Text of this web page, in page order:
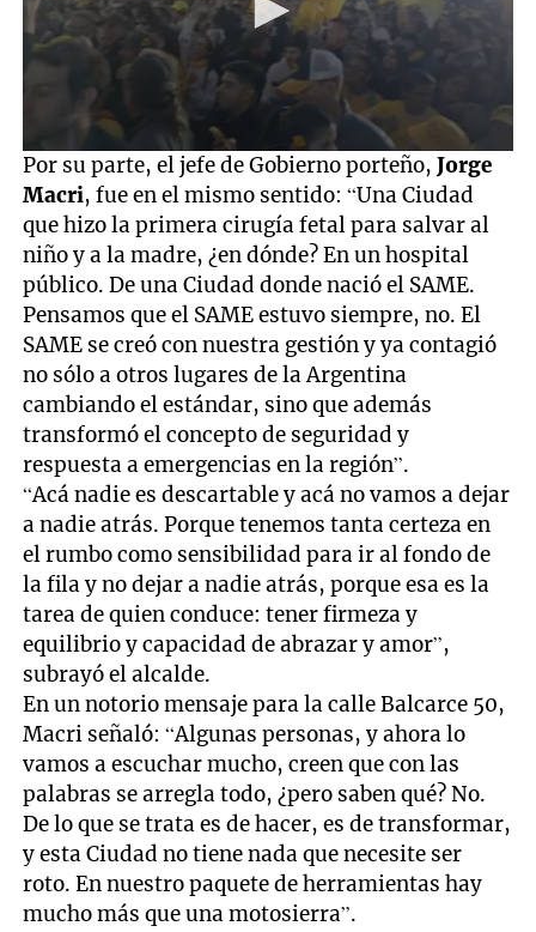
0
seconds
of
13
seconds
Por su parte, el jefe de Gobierno porteño,Jorge
Macri, fue en el mismo sentido: “Una Ciudad
que hizo la primera cirugía fetal para salvar al
niño y a la madre, ¿en dónde? En un hospital
público. De una Ciudad donde nació el SAME.
Pensamos que el SAME estuvo siempre, no. El
SAME se creó con nuestra gestión y ya contagió
no sólo a otros lugares de la Argentina
cambiando el estándar, sino que además
transformó el concepto de seguridad y
respuesta a emergencias en la región”.
“Acá nadie es descartable y acá no vamos a dejar
a nadie atrás. Porque tenemos tanta certeza en
el rumbo como sensibilidad para ir al fondo de
la fila y no dejar a nadie atrás, porque esa es la
tarea de quien conduce: tener firmeza y
equilibrio y capacidad de abrazar y amor”,
subrayó el alcalde.
En un notorio mensaje para la calle Balcarce 50,
Macri señaló: “Algunas personas, y ahora lo
vamos a escuchar mucho, creen que con las
palabras se arregla todo, ¿pero saben qué? No.
De lo que se trata es de hacer, es de transformar,
y esta Ciudad no tiene nada que necesite ser
roto. En nuestro paquete de herramientas hay
mucho más que una motosierra”.